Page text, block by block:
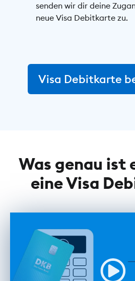
senden wir dir deine
neue Visa Debitkarte zu.
Visa Debitkarte
Was genau ist
eine Visa